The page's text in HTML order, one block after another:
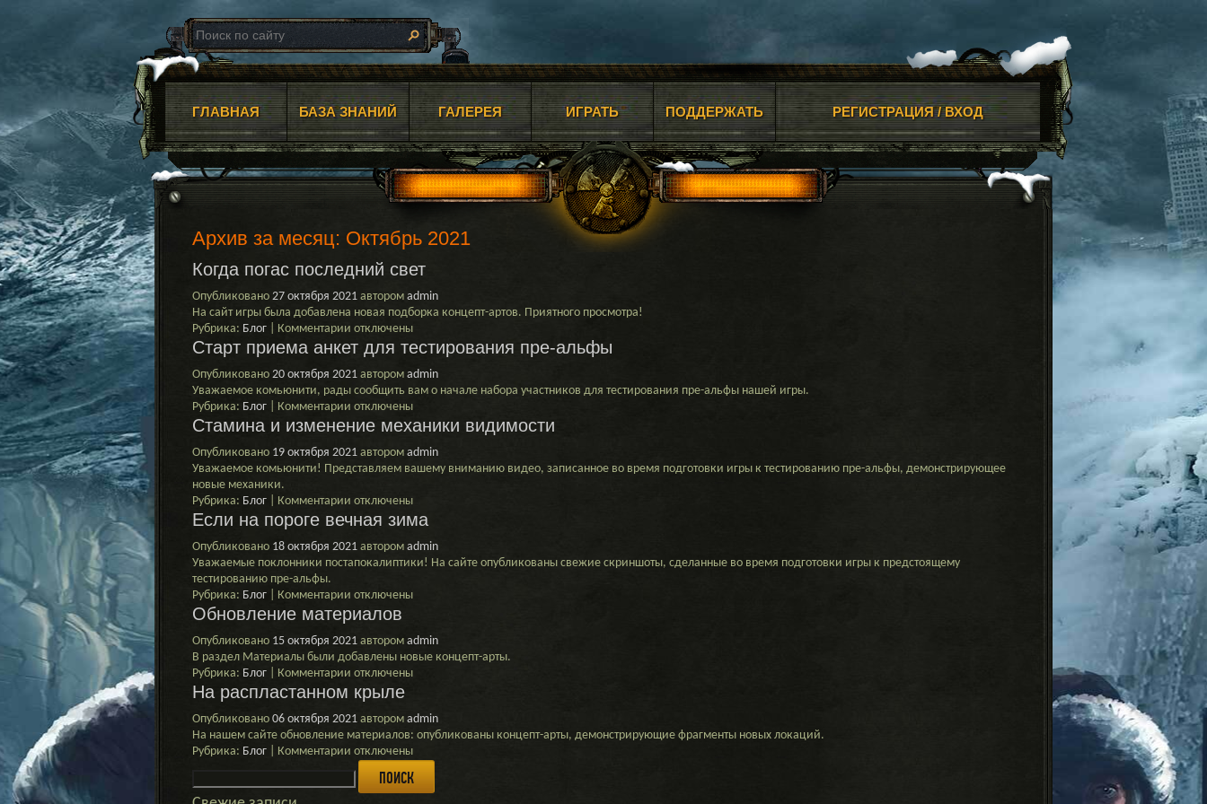
ГЛАВНАЯ БАЗА ЗНАНИЙ ГАЛЕРЕЯ ИГРАТЬ ПОДДЕРЖАТЬ РЕГИСТРАЦИЯ / ВХОД
Архив за месяц: Октябрь 2021
Когда погас последний свет
Опубликовано 27 октября 2021 автором admin
На сайт игры была добавлена новая подборка концепт-артов. Приятного просмотра!
Рубрика: Блог Комментарии к
записи
Когда
погас
последний
свет
отключены
Старт приема анкет для тестирования пре-альфы
Опубликовано 20 октября 2021 автором admin
Уважаемое комьюнити, рады сообщить вам о начале набора участников для тестирования пре-альфы нашей игры.
Рубрика: Блог Комментарии к
записи
приема
анкет
тестирования
пре-
отключены
Стамина и изменение механики видимости
Опубликовано 19 октября 2021 автором admin
Уважаемое комьюнити! Представляем вашему вниманию видео, записанное во время подготовки игры к тестированию пре-альфы, демонстрирующее
новые механики.
Рубрика: Блог Комментарии к
записи
и
изменение
видимости
отключены
Если на пороге вечная зима
Опубликовано 18 октября 2021 автором admin
Уважаемые поклонники постапокалиптики! На сайте опубликованы свежие скриншоты, сделанные во время подготовки игры к предстоящему
тестированию пре-альфы.
Рубрика: Блог Комментарии к
записи
на
пороге
вечная
зима
отключены
Обновление материалов
Опубликовано 15 октября 2021 автором admin
В раздел Материалы были добавлены новые концепт-арты.
Рубрика: Блог Комментарии к
записи
Обновление
материалов
отключены
На распластанном крыле
Опубликовано 06 октября 2021 автором admin
На нашем сайте обновление материалов: опубликованы концепт-арты, демонстрирующие фрагменты новых локаций.
Рубрика: Блог Комментарии к
записи
На
отключены